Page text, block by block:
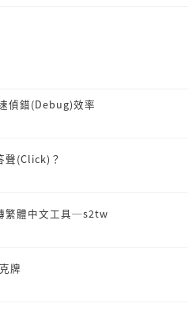
偵錯(Debug)效率
聲(Click)？
繁體中文工具─s2tw
牌